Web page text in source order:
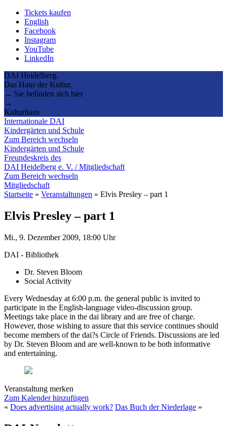
Tickets kaufen
English
Facebook
Instagram
YouTube
LinkedIn
DAI Heidelberg.
Das Haus der Kultur.
→ Sie befinden sich hier
→
Kulturhaus
Internationale DAI
Kindergärten und Schule
Zum Bereich wechseln
Kindergärten und Schule
Freundeskreis des
DAI Heidelberg e. V. / Mitgliedschaft
Zum Bereich wechseln
Mitgliedschaft
Startseite » Veranstaltungen » Elvis Presley – part 1
Elvis Presley – part 1
Mi., 9. Dezember 2009, 18:00 Uhr
DAI - Bibliothek
Dr. Steven Bloom
Social Activity
Every Wednesday at 6:00 p.m. the general public is invited to
participate in the English-language video-discussion group.
Meetings take place in the dai library and are free of charge.
However, those wishing to assure that this service continues should
become members of the dai?s Circle of Friends. Discussions are led
by Dr. Steven Bloom and are well-known to be both informative
and entertaining.
Veranstaltung merken
Zum Kalender hinzufügen
« Does advertising actually work? Das Buch der Niederlage »